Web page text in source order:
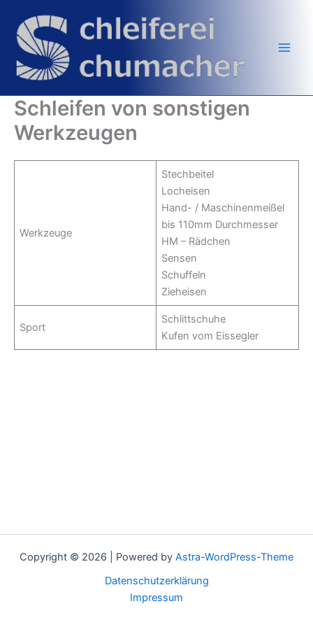
Inhalt
springen
Schleifen von sonstigen
Werkzeugen
Werkzeuge
Stechbeitel
Locheisen
Hand- / Maschinenmeißel
bis 110mm Durchmesser
HM – Rädchen
Sensen
Schuffeln
Zieheisen
Sport
Schlittschuhe
Kufen vom Eissegler
Copyright © 2026 | Powered by Astra-WordPress-Theme
Datenschutzerklärung
Impressum